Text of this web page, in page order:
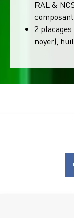
RAL &
2
noyer),